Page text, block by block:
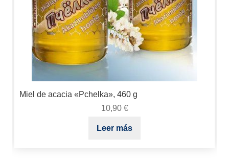
Miel de acacia «Pchelka», 460 g
10,90 €
Leer más